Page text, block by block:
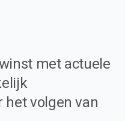
met actuele
het volgen van